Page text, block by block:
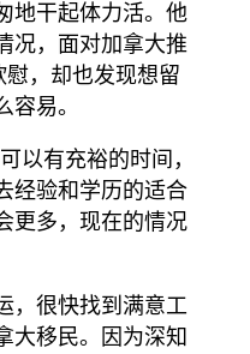
地干起体力活。他
况，面对加拿大推
慰，却也发现想留
易。
以有充裕的时间，
经验和学历的适合
更多，现在的情况
，很快找到满意工
大移民。因为深知